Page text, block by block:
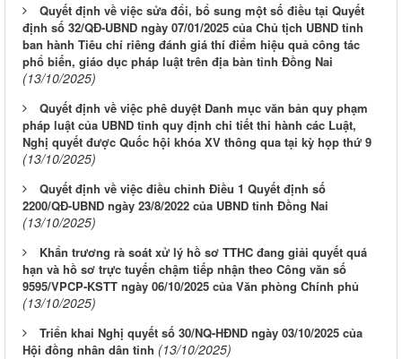
Quyết định về việc sửa đổi, bổ sung một số điều tại Quyết
định số 32/QĐ-UBND ngày 07/01/2025 của Chủ tịch UBND tỉnh
ban hành Tiêu chí riêng đánh giá thí điểm hiệu quả công tác
phổ biến, giáo dục pháp luật trên địa bàn tỉnh Đồng Nai
(13/10/2025)
Quyết định về việc phê duyệt Danh mục văn bản quy phạm
pháp luật của UBND tỉnh quy định chi tiết thi hành các Luật,
Nghị quyết được Quốc hội khóa XV thông qua tại kỳ họp thứ 9
(13/10/2025)
Quyết định về việc điều chỉnh Điều 1 Quyết định số
2200/QĐ-UBND ngày 23/8/2022 của UBND tỉnh Đồng Nai
(13/10/2025)
Khẩn trương rà soát xử lý hồ sơ TTHC đang giải quyết quá
hạn và hồ sơ trực tuyến chậm tiếp nhận theo Công văn số
9595/VPCP-KSTT ngày 06/10/2025 của Văn phòng Chính phủ
(13/10/2025)
Triển khai Nghị quyết số 30/NQ-HĐND ngày 03/10/2025 của
Hội đồng nhân dân tỉnh (13/10/2025)